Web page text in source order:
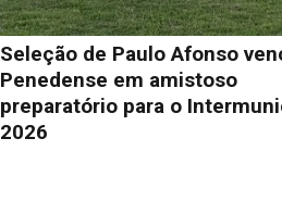
Seleção de Paulo Afonso
Penedense em amistoso
preparatório para o
2026